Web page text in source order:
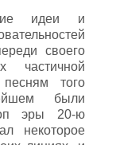
идеи и
своего
частичной
того
были
эры 20-ю
некоторое